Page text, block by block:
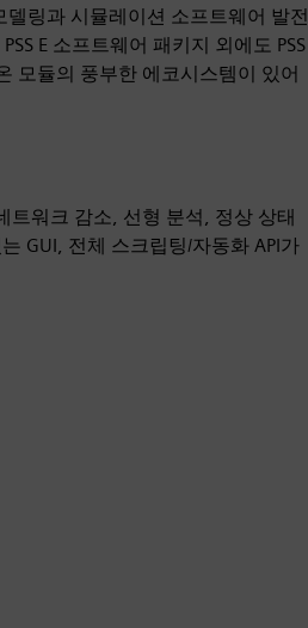
델링과 시뮬레이션 소프트웨어 발전
E 소프트웨어 패키지 외에도 PSS
모듈의 풍부한 에코시스템이 있어
트워크 감소, 선형 분석, 정상 상태
GUI, 전체 스크립팅/자동화 API가